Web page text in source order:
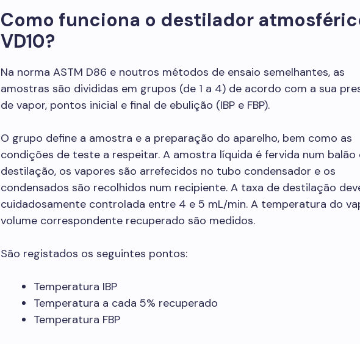
Como funciona o destilador
VD10?
Na norma ASTM D86 e noutros métodos de ensaio semelhantes, as
amostras são divididas em grupos (de 1 a 4) de acordo com a sua
de vapor, pontos inicial e final de ebulição (IBP e FBP).
O grupo define a amostra e a preparação do aparelho, bem como as
condições de teste a respeitar. A amostra líquida é fervida num balão
destilação, os vapores são arrefecidos no tubo condensador e os
condensados são recolhidos num recipiente. A taxa de destilação
cuidadosamente controlada entre 4 e 5 mL/min. A temperatura do
volume correspondente recuperado são medidos.
São registados os seguintes pontos:
Temperatura IBP
Temperatura a cada 5% recuperado
Temperatura FBP